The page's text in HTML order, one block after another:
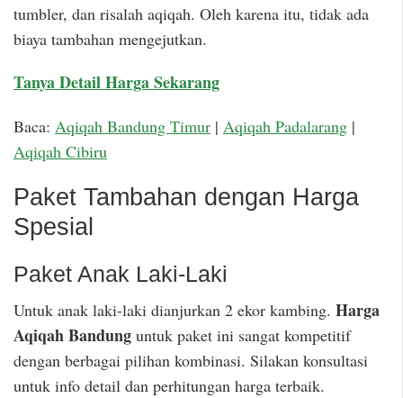
tumbler, dan risalah aqiqah. Oleh karena itu, tidak ada
biaya tambahan mengejutkan.
Tanya Detail Harga Sekarang
Baca: Aqiqah Bandung Timur | Aqiqah Padalarang |
Aqiqah Cibiru
Paket Tambahan dengan Harga
Spesial
Paket Anak Laki-Laki
Untuk anak laki-laki dianjurkan 2 ekor kambing. Harga
Aqiqah Bandung untuk paket ini sangat kompetitif
dengan berbagai pilihan kombinasi. Silakan konsultasi
untuk info detail dan perhitungan harga terbaik.